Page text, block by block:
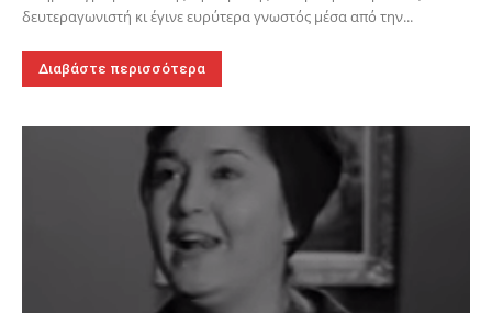
δευτεραγωνιστή κι έγινε ευρύτερα γνωστός μέσα από την...
Διαβάστε περισσότερα